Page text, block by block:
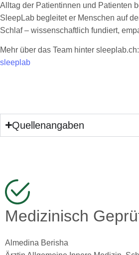
Alltag der Patientinnen und Patienten
SleepLab begleitet er Menschen auf
Schlaf – wissenschaftlich fundiert,
Mehr über das Team hinter sleeplab.ch:
sleeplab
Quellenangaben
Medizinisch
Almedina Berisha